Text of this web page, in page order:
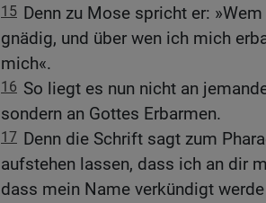
15 Denn zu Mose spricht er:
gnädig, und über wen ich mich
mich«.
16 So liegt es nun nicht an
sondern an Gottes Erbarmen.
17 Denn die Schrift sagt zum
aufstehen lassen, dass ich an dir
dass mein Name verkündigt